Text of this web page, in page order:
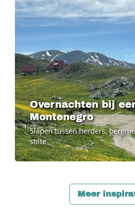
Overnachten bij
Montenegro
Slapen tussen herders,
stilte
Meer